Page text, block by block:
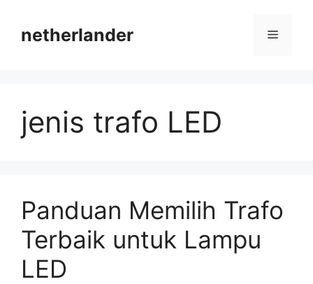
contentnetherlander Menu
jenis trafo LED
Panduan Memilih Trafo
Terbaik untuk Lampu
LED